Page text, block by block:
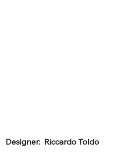
Designer: Riccardo Toldo